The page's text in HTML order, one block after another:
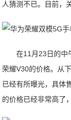
人猜测不已。目前，
在11月23日的中
荣耀V30的价格。从
已经有所曝光，具体
的价格已经非常高了